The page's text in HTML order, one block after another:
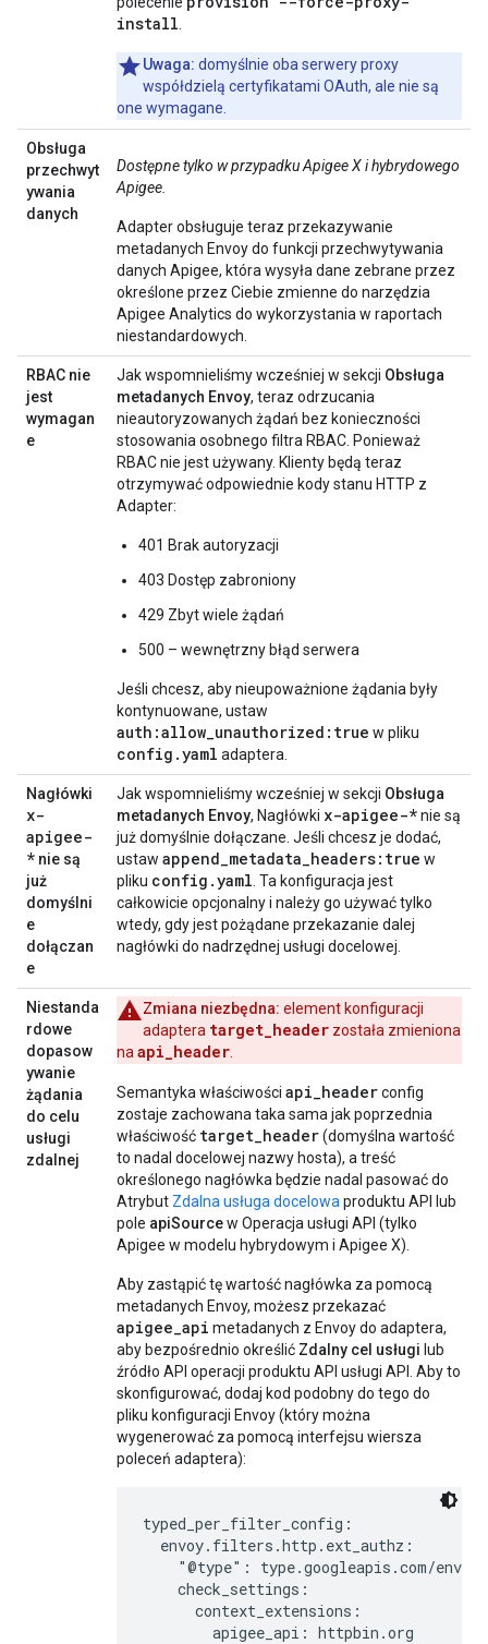
install
Uwaga: domyślnie oba serwery proxy
współdzielą certyfikatami OAuth, ale nie są
one wymagane.
Obsługa
przechwyt
ywania
danych
Dostępne tylko w przypadku Apigee X i hybrydowego
Apigee.
Adapter obsługuje teraz przekazywanie
metadanych Envoy do funkcji przechwytywania
danych Apigee, która wysyła dane zebrane przez
określone przez Ciebie zmienne do narzędzia
Apigee Analytics do wykorzystania w raportach
niestandardowych.
RBAC nie
jest
wymagan
e
Jak wspomnieliśmy wcześniej w sekcji Obsługa
metadanych Envoy, teraz odrzucania
nieautoryzowanych żądań bez konieczności
stosowania osobnego filtra RBAC. Ponieważ
RBAC nie jest używany. Klienty będą teraz
otrzymywać odpowiednie kody stanu HTTP z
Adapter:
401 Brak autoryzacji
403 Dostęp zabroniony
429 Zbyt wiele żądań
500 – wewnętrzny błąd serwera
Jeśli chcesz, aby nieupoważnione żądania były
kontynuowane, ustaw
auth:allow_unauthorized:true w pliku
config.yaml adaptera.
Nagłówki
x-
apigee-
* nie są
już
domyślni
e
dołączan
e
Jak wspomnieliśmy wcześniej w sekcji Obsługa
metadanych Envoy, Nagłówki x-apigee-*nie są
już domyślnie dołączane. Jeśli chcesz je dodać,
ustaw append_metadata_headers:true w
pliku config.yaml . Ta konfiguracja jest
całkowicie opcjonalny i należy go używać tylko
wtedy, gdy jest pożądane przekazanie dalej
nagłówki do nadrzędnej usługi docelowej.
Niestanda
rdowe
dopasow
ywanie
żądania
do celu
usługi
zdalnej
Zmiana niezbędna: element konfiguracji
adaptera target_header została zmieniona
na api_header
Semantyka właściwości api_headerconfig
zostaje zachowana taka sama jak poprzednia
właściwość target_header(domyślna wartość
to nadal docelowej nazwy hosta), a treść
określonego nagłówka będzie nadal pasować do
Atrybut Zdalna usługa docelowa produktu API lub
pole apiSourcew Operacja usługi API (tylko
Apigee w modelu hybrydowym i Apigee X).
Aby zastąpić tę wartość nagłówka za pomocą
metadanych Envoy, możesz przekazać
apigee_api metadanych z Envoy do adaptera,
aby bezpośrednio określić Zdalny cel usługi lub
źródło API operacji produktu API usługi API. Aby to
skonfigurować, dodaj kod podobny do tego do
pliku konfiguracji Envoy (który można
wygenerować za pomocą interfejsu wiersza
poleceń adaptera):
typed_per_filter_config:
  envoy.filters.http.ext_authz:
"@type": type.googleapis.com/
    check_settings:
      context_extensions:
        apigee_api: httpbin.org